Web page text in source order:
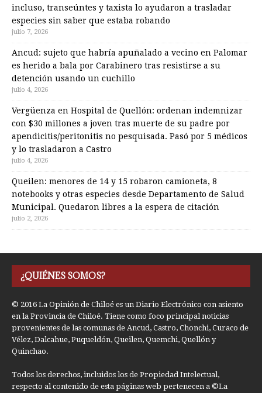
incluso, transeúntes y taxista lo ayudaron a trasladar
especies sin saber que estaba robando
julio 7, 2026
Ancud: sujeto que habría apuñalado a vecino en Palomar
es herido a bala por Carabinero tras resistirse a su
detención usando un cuchillo
julio 4, 2026
Vergüenza en Hospital de Quellón: ordenan indemnizar
con $30 millones a joven tras muerte de su padre por
apendicitis/peritonitis no pesquisada. Pasó por 5 médicos
y lo trasladaron a Castro
julio 4, 2026
Queilen: menores de 14 y 15 robaron camioneta, 8
notebooks y otras especies desde Departamento de Salud
Municipal. Quedaron libres a la espera de citación
julio 2, 2026
¿QUIÉNES SOMOS?
© 2016 La Opinión de Chiloé es un Diario Electrónico con asiento
en la Provincia de Chiloé. Tiene como foco principal noticias
provenientes de las comunas de Ancud, Castro, Chonchi, Curaco de
Vélez, Dalcahue, Puqueldón, Queilen, Quemchi, Quellón y
Quinchao.
Todos los derechos, incluidos los de Propiedad Intelectual,
respecto al contenido de esta páginas web pertenecen a ©La